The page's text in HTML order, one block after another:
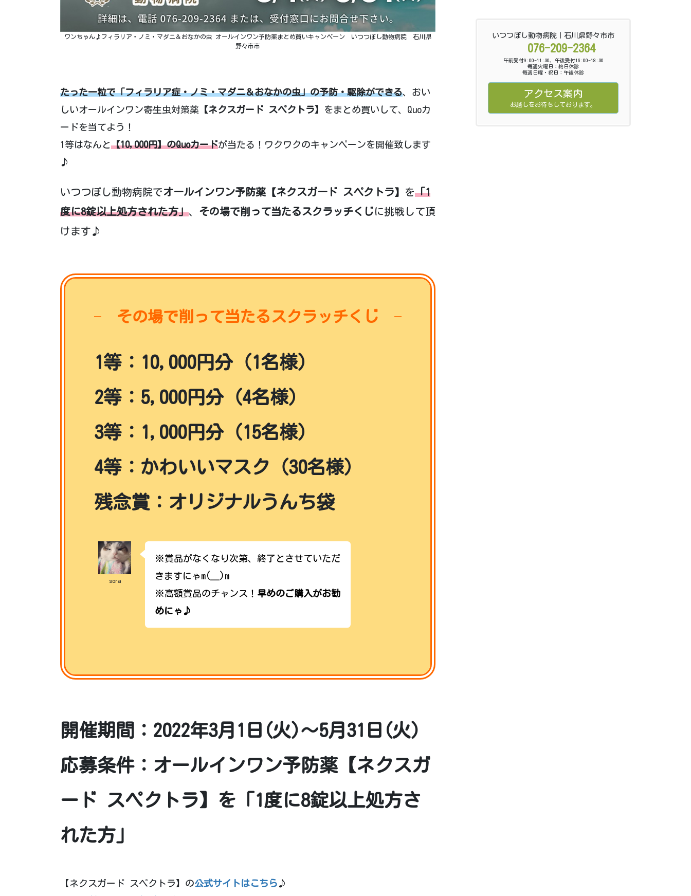
ワンちゃん♪フィラリア・ノミ・マダニ＆おなかの虫 オールインワン予防薬まとめ買いキャンペーン いつつぼし動物病院 石川県
野々市市
たった一粒で「フィラリア症・ノミ・マダニ＆おなかの虫」の予防・駆除ができる、おい
しいオールインワン寄生虫対策薬 【ネクスガード スペクトラ】
をまとめ買いして、Quoカ
ードを当てよう！
1等はなんと【10,000円】のQuoカードが当たる！ワクワクのキャンペーンを開催致します
♪
いつつぼし動物病院で オールインワン予防薬【ネクスガード スペクトラ】 を「1
度に8錠以上処方された方」、 その場で削って当たるスクラッチくじ に挑戦して頂
けます♪
その場で削って当たるスクラッチくじ
1等：10,000円分（1名様）
2等：5,000円分（4名様）
3等：1,000円分（15名様）
4等：かわいいマスク（30名様）
残念賞：オリジナルうんち袋
sora
※賞品がなくなり次第、終了とさせていただ
きますにゃm(__)m
※高額賞品のチャンス！ 早めのご購入がお勧
めにゃ♪
開催期間：2022年3月1日(火)～5月31日(火)
応募条件：オールインワン予防薬【ネクスガ
ード スペクトラ】を「1度に8錠以上処方さ
れた方」
【ネクスガード スペクトラ】の公式サイトはこちら ♪
いつつぼし動物病院｜石川県野々市市
076-209-2364
午前受付9:00-11:30、午後受付16:00-18:30
毎週火曜日：終日休診
毎週日曜・祝日：午後休診
アクセス案内
お越しをお待ちしております。